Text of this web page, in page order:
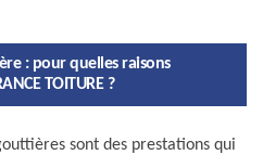
: pour quelles raisons
TOITURE ?
sont des prestations qui